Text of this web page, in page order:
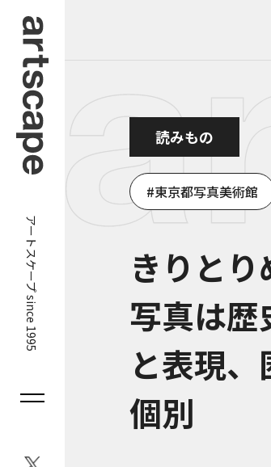
アートスケープ since 1995
読みもの
東京都写真美術館
きりと
写真は
と表現
個別